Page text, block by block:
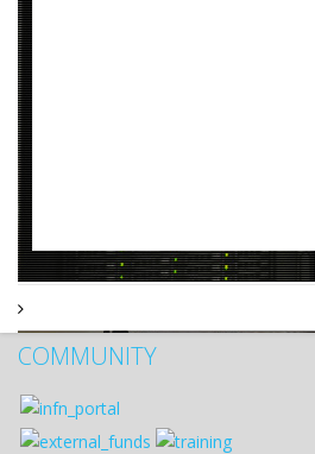
COMMUNITY